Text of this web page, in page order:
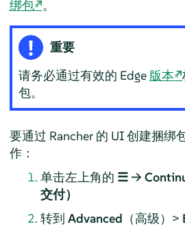
绑包 。
重要
请务必通过有效的 Edge 版本
包。
要通过 Rancher 的 UI 创建捆绑
作：
单击左上角的 ☰ →
交付）
转到 Advanced （高级）>